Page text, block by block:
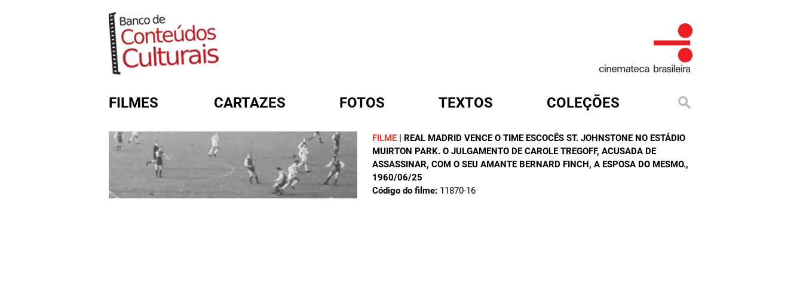
FILMES CARTAZES FOTOS TEXTOS COLEÇÕES
FILME | REAL MADRID VENCE O TIME ESCOCÊS ST. JOHNSTONE NO ESTÁDIO
MUIRTON PARK. O JULGAMENTO DE CAROLE TREGOFF, ACUSADA DE
ASSASSINAR, COM O SEU AMANTE BERNARD FINCH, A ESPOSA DO MESMO.,
1960/06/25
Código do filme: 11870-16
FORMULÁRIO DE BUSCA